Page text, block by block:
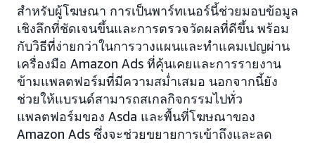
สำหรับผู้โฆษณา การเป็นพาร์ทเนอร์นี้ช่วยมอบข้อมูล
เชิงลึกที่ชัดเจนขึ้นและการตรวจวัดผลที่ดีขึ้น พร้อม
กับวิธีที่ง่ายกว่าในการวางแผนและทำแคมเปญผ่าน
เครื่องมือ Amazon Ads ที่คุ้นเคยและการรายงาน
ข้ามแพลตฟอร์มที่มีความสม่ำเสมอ นอกจากนี้ยัง
ช่วยให้แบรนด์สามารถสเกลกิจกรรมไปทั่ว
แพลตฟอร์มของ Asda และพื้นที่โฆษณาของ
Amazon Ads ซึ่งจะช่วยขยายการเข้าถึงและลด